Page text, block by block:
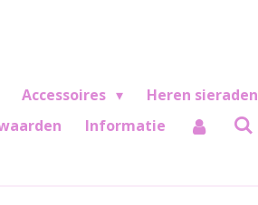
Accessoires
Heren sieraden
Informatie